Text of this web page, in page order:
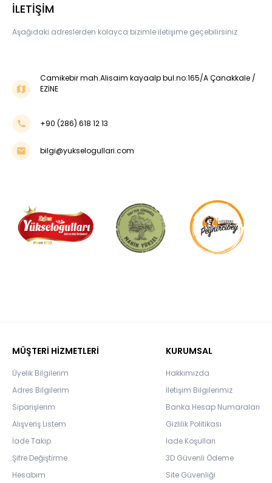
İLETİŞİM
Aşağıdaki adreslerden kolayca bizimle iletişime geçebilirsiniz
Camikebir mah.Alisaim kayaalp bul.no:165/A Çanakkale /
EZİNE
+90 (286) 618 12 13
bilgi@yukselogullari.com
MÜŞTERİ HİZMETLERİ
Üyelik Bilgilerim
Adres Bilgilerim
Siparişlerim
Alışveriş Listem
İade Takip
Şifre Değiştirme
Hesabım
KURUMSAL
Hakkımızda
İletişim Bilgilerimiz
Banka Hesap Numaraları
Gizlilik Politikası
İade Koşulları
3D Güvenli Ödeme
Site Güvenliği